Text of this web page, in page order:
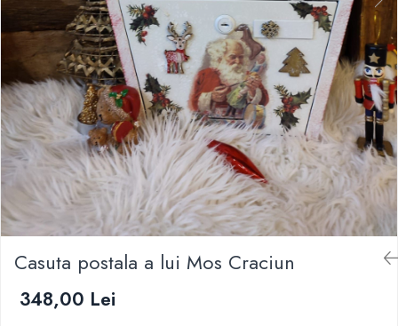
Casuta postala a lui Mos Craciun
348,00 Lei